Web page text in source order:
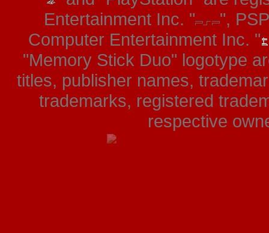
Entertainment Inc. "
",
Computer Entertainment Inc. "
"Memory Stick Duo" logotype
titles, publisher names,
trademarks, registered
respective